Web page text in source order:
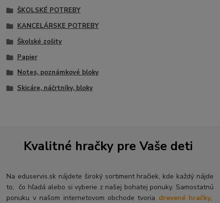
ŠKOLSKÉ POTREBY
KANCELÁRSKE POTREBY
Školské zošity
Papier
Notes, poznámkové bloky
Skicáre, náčrtníky, bloky
Kvalitné hračky pre Vaše deti
Na eduservis.sk nájdete široký sortiment hračiek, kde každý nájde
to, čo hľadá alebo si vyberie z našej bohatej ponuky. Samostatnú
ponuku v našom internetovom obchode tvoria drevené hračky,